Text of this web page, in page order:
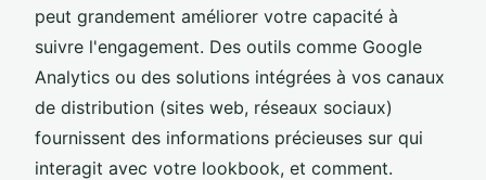
peut grandement améliorer votre capacité à
suivre l'engagement. Des outils comme Google
Analytics ou des solutions intégrées à vos canaux
de distribution (sites web, réseaux sociaux)
fournissent des informations précieuses sur qui
interagit avec votre lookbook, et comment.